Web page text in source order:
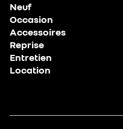
Neuf
Occasion
Accessoires
Reprise
Entretien
Location